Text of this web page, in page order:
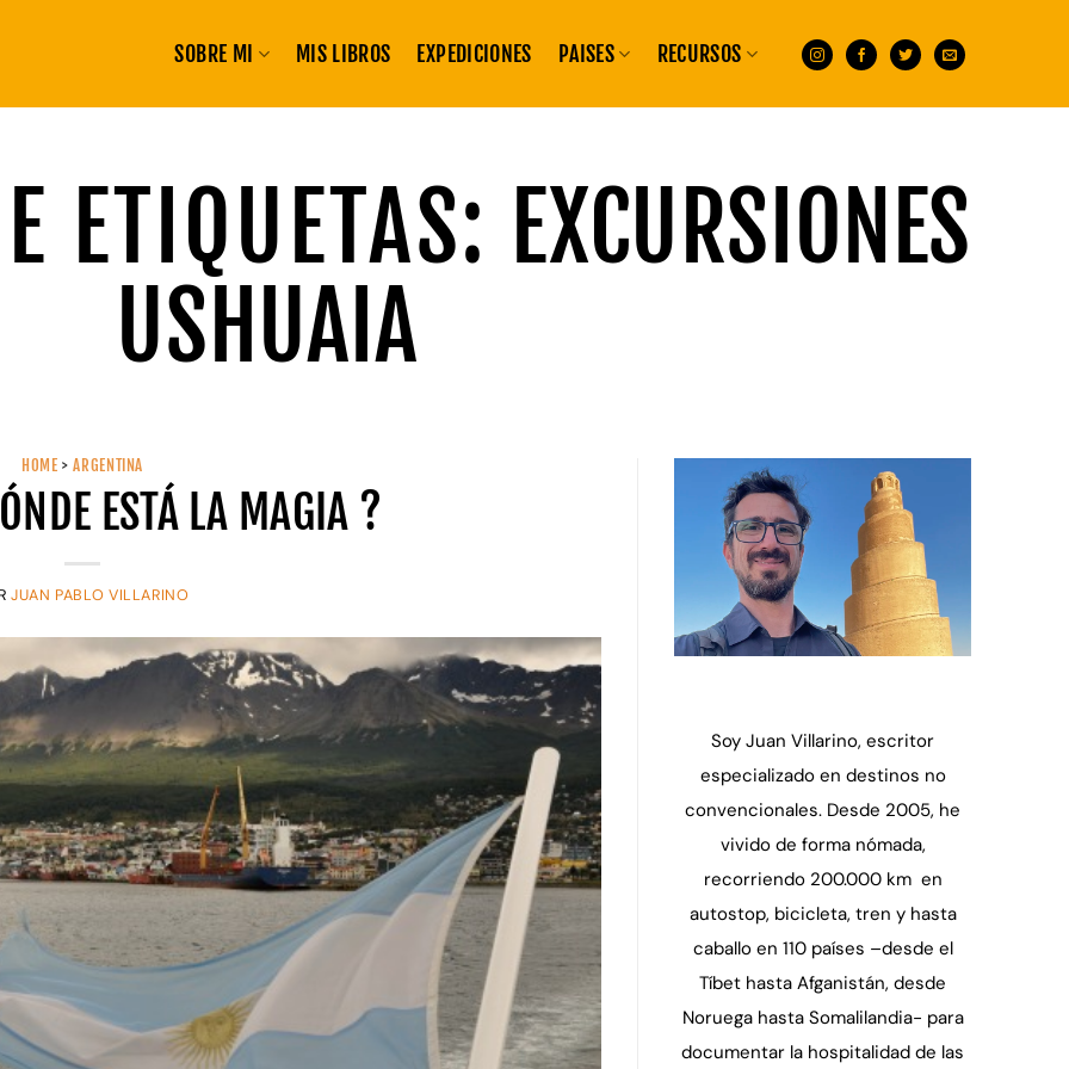
SOBRE MI MIS LIBROS EXPEDICIONES PAISES RECURSOS
ETIQUETAS: EXCURSIONES
USHUAIA
HOME >ARGENTINA
ESTÁ LA MAGIA ?
JUAN PABLO VILLARINO
Soy Juan Villarino, escritor
especializado en destinos no
convencionales. Desde 2005, he
vivido de forma nómada,
recorriendo 200.000 km en
autostop, bicicleta, tren y hasta
caballo en 110 países –desde el
Tíbet hasta Afganistán, desde
Noruega hasta Somalilandia- para
documentar la hospitalidad de las